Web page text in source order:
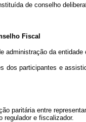
de conselho
Fiscal
da entidade
participantes e
paritária entre
regulador e fiscalizador.